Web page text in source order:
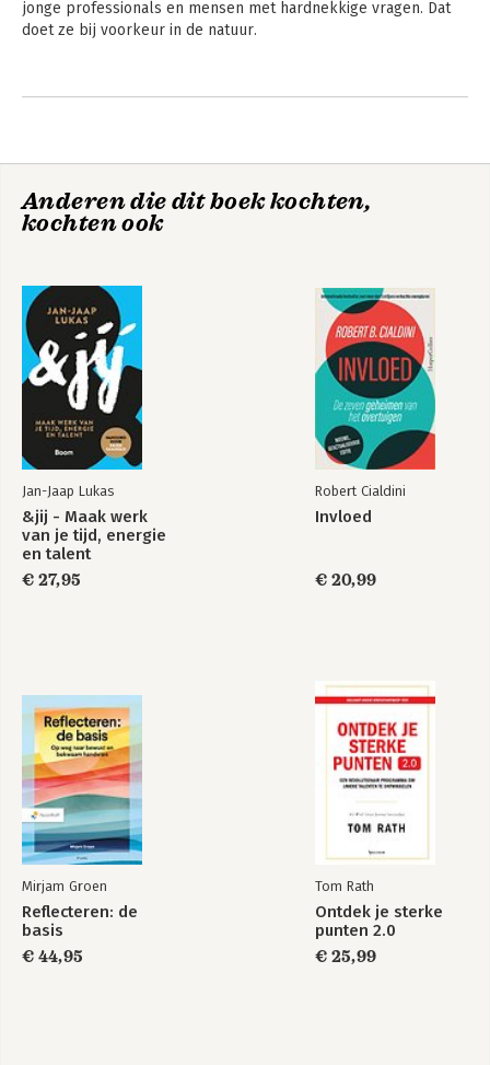
jonge professionals en mensen met hardnekkige vragen. Dat
doet ze bij voorkeur in de natuur.
Anderen die dit boek kochten,
kochten ook
Jan-Jaap Lukas
&jij - Maak werk
van je tijd, energie
en talent
€ 27,95
Robert Cialdini
Invloed
€ 20,99
Mirjam Groen
Reflecteren: de
basis
€ 44,95
Tom Rath
Ontdek je sterke
punten 2.0
€ 25,99